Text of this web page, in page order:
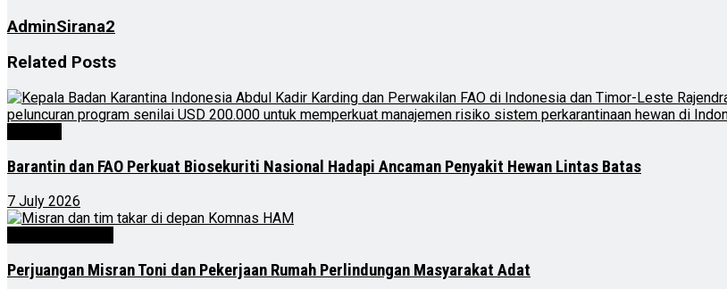
AdminSirana2
Related Posts
Barantin dan FAO Perkuat Biosekuriti Nasional Hadapi Ancaman Penyakit Hewan Lintas Batas
7 July 2026
Perjuangan Misran Toni dan Pekerjaan Rumah Perlindungan Masyarakat Adat